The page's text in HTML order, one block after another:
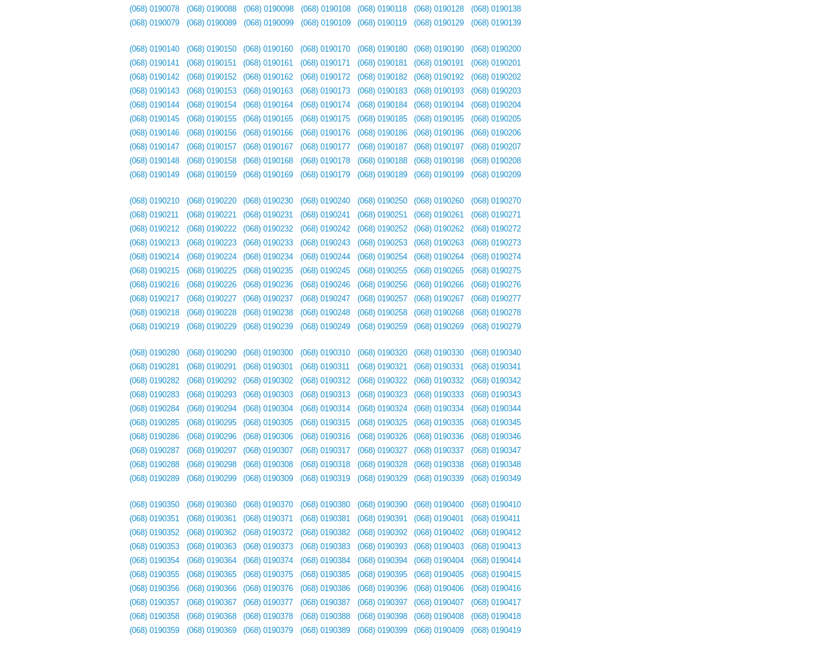
(068) 0190078
(068) 0190079
(068) 0190088
(068) 0190089
(068) 0190098
(068) 0190099
(068) 0190108
(068) 0190109
(068) 0190118
(068) 0190119
(068) 0190128
(068) 0190129
(068) 0190138
(068) 0190139
(068) 0190140
(068) 0190141
(068) 0190142
(068) 0190143
(068) 0190144
(068) 0190145
(068) 0190146
(068) 0190147
(068) 0190148
(068) 0190149
(068) 0190150
(068) 0190151
(068) 0190152
(068) 0190153
(068) 0190154
(068) 0190155
(068) 0190156
(068) 0190157
(068) 0190158
(068) 0190159
(068) 0190160
(068) 0190161
(068) 0190162
(068) 0190163
(068) 0190164
(068) 0190165
(068) 0190166
(068) 0190167
(068) 0190168
(068) 0190169
(068) 0190170
(068) 0190171
(068) 0190172
(068) 0190173
(068) 0190174
(068) 0190175
(068) 0190176
(068) 0190177
(068) 0190178
(068) 0190179
(068) 0190180
(068) 0190181
(068) 0190182
(068) 0190183
(068) 0190184
(068) 0190185
(068) 0190186
(068) 0190187
(068) 0190188
(068) 0190189
(068) 0190190
(068) 0190191
(068) 0190192
(068) 0190193
(068) 0190194
(068) 0190195
(068) 0190196
(068) 0190197
(068) 0190198
(068) 0190199
(068) 0190200
(068) 0190201
(068) 0190202
(068) 0190203
(068) 0190204
(068) 0190205
(068) 0190206
(068) 0190207
(068) 0190208
(068) 0190209
(068) 0190210
(068) 0190211
(068) 0190212
(068) 0190213
(068) 0190214
(068) 0190215
(068) 0190216
(068) 0190217
(068) 0190218
(068) 0190219
(068) 0190220
(068) 0190221
(068) 0190222
(068) 0190223
(068) 0190224
(068) 0190225
(068) 0190226
(068) 0190227
(068) 0190228
(068) 0190229
(068) 0190230
(068) 0190231
(068) 0190232
(068) 0190233
(068) 0190234
(068) 0190235
(068) 0190236
(068) 0190237
(068) 0190238
(068) 0190239
(068) 0190240
(068) 0190241
(068) 0190242
(068) 0190243
(068) 0190244
(068) 0190245
(068) 0190246
(068) 0190247
(068) 0190248
(068) 0190249
(068) 0190250
(068) 0190251
(068) 0190252
(068) 0190253
(068) 0190254
(068) 0190255
(068) 0190256
(068) 0190257
(068) 0190258
(068) 0190259
(068) 0190260
(068) 0190261
(068) 0190262
(068) 0190263
(068) 0190264
(068) 0190265
(068) 0190266
(068) 0190267
(068) 0190268
(068) 0190269
(068) 0190270
(068) 0190271
(068) 0190272
(068) 0190273
(068) 0190274
(068) 0190275
(068) 0190276
(068) 0190277
(068) 0190278
(068) 0190279
(068) 0190280
(068) 0190281
(068) 0190282
(068) 0190283
(068) 0190284
(068) 0190285
(068) 0190286
(068) 0190287
(068) 0190288
(068) 0190289
(068) 0190290
(068) 0190291
(068) 0190292
(068) 0190293
(068) 0190294
(068) 0190295
(068) 0190296
(068) 0190297
(068) 0190298
(068) 0190299
(068) 0190300
(068) 0190301
(068) 0190302
(068) 0190303
(068) 0190304
(068) 0190305
(068) 0190306
(068) 0190307
(068) 0190308
(068) 0190309
(068) 0190310
(068) 0190311
(068) 0190312
(068) 0190313
(068) 0190314
(068) 0190315
(068) 0190316
(068) 0190317
(068) 0190318
(068) 0190319
(068) 0190320
(068) 0190321
(068) 0190322
(068) 0190323
(068) 0190324
(068) 0190325
(068) 0190326
(068) 0190327
(068) 0190328
(068) 0190329
(068) 0190330
(068) 0190331
(068) 0190332
(068) 0190333
(068) 0190334
(068) 0190335
(068) 0190336
(068) 0190337
(068) 0190338
(068) 0190339
(068) 0190340
(068) 0190341
(068) 0190342
(068) 0190343
(068) 0190344
(068) 0190345
(068) 0190346
(068) 0190347
(068) 0190348
(068) 0190349
(068) 0190350
(068) 0190351
(068) 0190352
(068) 0190353
(068) 0190354
(068) 0190355
(068) 0190356
(068) 0190357
(068) 0190358
(068) 0190359
(068) 0190360
(068) 0190361
(068) 0190362
(068) 0190363
(068) 0190364
(068) 0190365
(068) 0190366
(068) 0190367
(068) 0190368
(068) 0190369
(068) 0190370
(068) 0190371
(068) 0190372
(068) 0190373
(068) 0190374
(068) 0190375
(068) 0190376
(068) 0190377
(068) 0190378
(068) 0190379
(068) 0190380
(068) 0190381
(068) 0190382
(068) 0190383
(068) 0190384
(068) 0190385
(068) 0190386
(068) 0190387
(068) 0190388
(068) 0190389
(068) 0190390
(068) 0190391
(068) 0190392
(068) 0190393
(068) 0190394
(068) 0190395
(068) 0190396
(068) 0190397
(068) 0190398
(068) 0190399
(068) 0190400
(068) 0190401
(068) 0190402
(068) 0190403
(068) 0190404
(068) 0190405
(068) 0190406
(068) 0190407
(068) 0190408
(068) 0190409
(068) 0190410
(068) 0190411
(068) 0190412
(068) 0190413
(068) 0190414
(068) 0190415
(068) 0190416
(068) 0190417
(068) 0190418
(068) 0190419